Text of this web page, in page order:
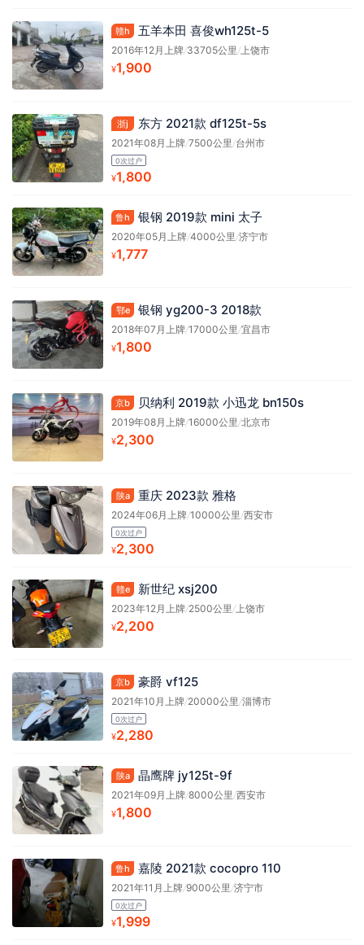
赣h 五羊本田 喜俊wh125t-5
2016年12月上牌/33705公里 /上饶市
¥1,900
浙j 东方 2021款 df125t-5s
2021年08月上牌/7500公里 /台州市
0次过户
¥1,800
鲁h 银钢 2019款 mini 太子
2020年05月上牌/4000公里 /济宁市
¥1,777
鄂e 银钢 yg200-3 2018款
2018年07月上牌/17000公里 /宜昌市
¥1,800
京b 贝纳利 2019款 小迅龙 bn150s
2019年08月上牌/16000公里 /北京市
¥2,300
陕a 重庆 2023款 雅格
2024年06月上牌/10000公里 /西安市
0次过户
¥2,300
赣e 新世纪 xsj200
2023年12月上牌/2500公里 /上饶市
¥2,200
京b 豪爵 vf125
2021年10月上牌/20000公里 /淄博市
0次过户
¥2,280
陕a 晶鹰牌 jy125t-9f
2021年09月上牌/8000公里 /西安市
¥1,800
鲁h 嘉陵 2021款 cocopro 110
2021年11月上牌/9000公里 /济宁市
0次过户
¥1,999